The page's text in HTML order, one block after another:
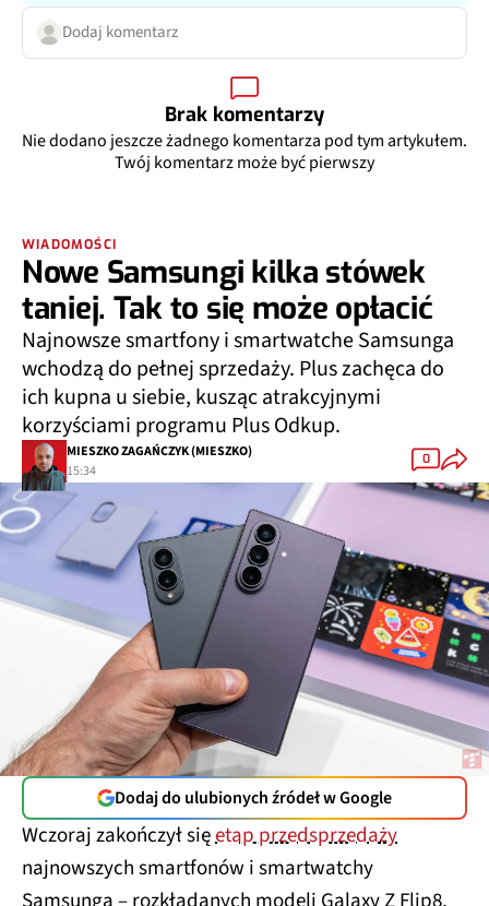
Dodaj komentarz
Brak komentarzy
Nie dodano jeszcze żadnego komentarza pod tym artykułem.
Twój komentarz może być pierwszy
WIADOMOŚCI
Nowe Samsungi kilka stówek
taniej. Tak to się może opłacić
Najnowsze smartfony i smartwatche Samsunga
wchodzą do pełnej sprzedaży. Plus zachęca do
ich kupna u siebie, kusząc atrakcyjnymi
korzyściami programu Plus Odkup.
MIESZKO ZAGAŃCZYK (MIESZKO)
15:34
0
Dodaj do ulubionych źródeł w Google
Wczoraj zakończył sięetap przedsprzedaży
najnowszych smartfonów i smartwatchy